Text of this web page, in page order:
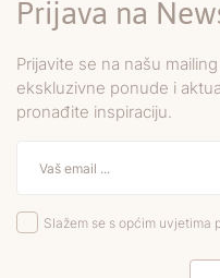
Prijava na
Prijavite se na našu
ekskluzivne ponude i
pronađite inspiraciju.
Slažem se s općim uvjetima